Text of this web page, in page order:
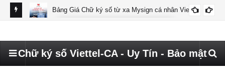
Bảng Giá Chữ ký số từ xa Mysign cá nhân Viettel
Chữ ký số Viettel-CA - Uy Tín - Bảo mật